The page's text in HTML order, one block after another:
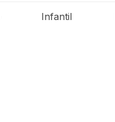
Infantil